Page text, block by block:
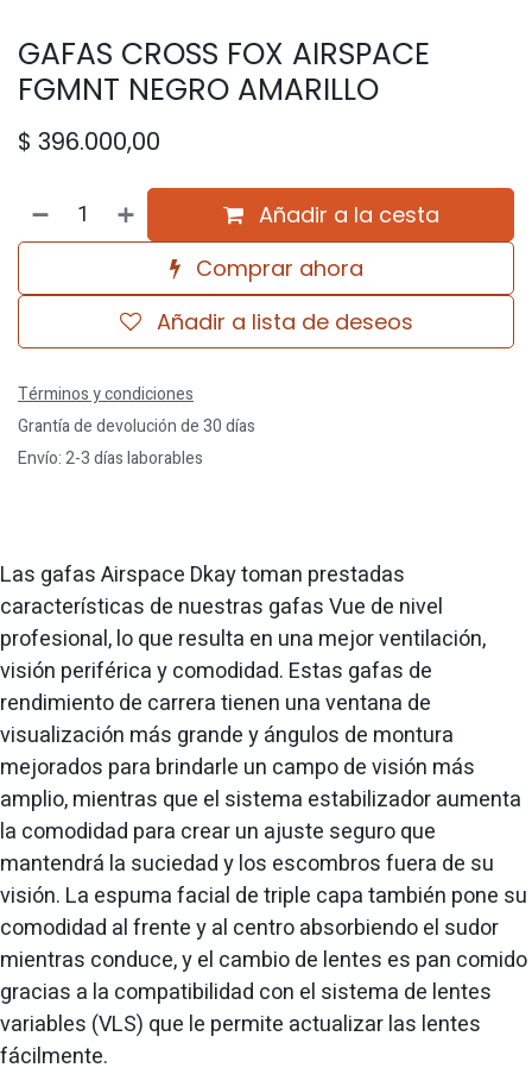
GAFAS CROSS FOX AIRSPACE
FGMNT NEGRO AMARILLO
$ 396.000,00
Añadir a la cesta
Comprar ahora
Añadir a lista de deseos
Términos y condiciones
Grantía de devolución de 30 días
Envío: 2-3 días laborables
Las gafas Airspace Dkay toman prestadas
características de nuestras gafas Vue de nivel
profesional, lo que resulta en una mejor ventilación,
visión periférica y comodidad. Estas gafas de
rendimiento de carrera tienen una ventana de
visualización más grande y ángulos de montura
mejorados para brindarle un campo de visión más
amplio, mientras que el sistema estabilizador aumenta
la comodidad para crear un ajuste seguro que
mantendrá la suciedad y los escombros fuera de su
visión. La espuma facial de triple capa también pone su
comodidad al frente y al centro absorbiendo el sudor
mientras conduce, y el cambio de lentes es pan comido
gracias a la compatibilidad con el sistema de lentes
variables (VLS) que le permite actualizar las lentes
fácilmente.